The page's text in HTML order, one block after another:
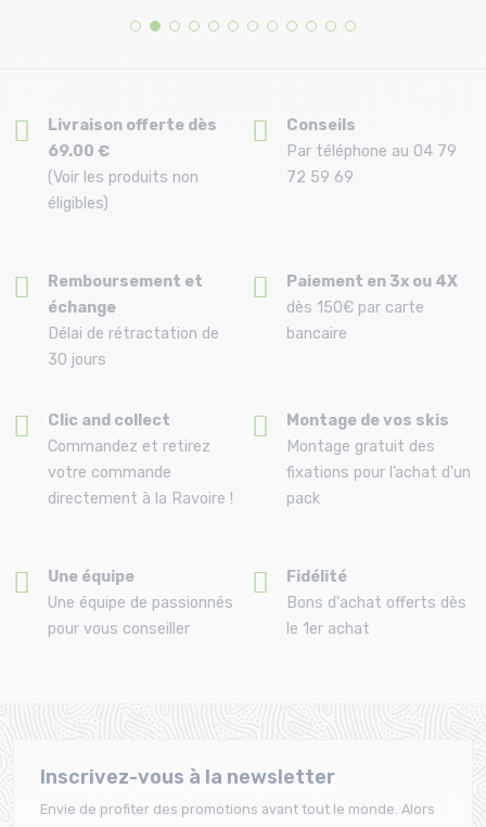
Livraison offerte dès
69.00 €
(Voir les produits non
éligibles)
Conseils
Par téléphone au 04 79
72 59 69
Remboursement et
échange
Délai de rétractation de
30 jours
Paiement en 3x ou 4X
dès 150€ par carte
bancaire
Clic and collect
Commandez et retirez
votre commande
directement à la Ravoire !
Montage de vos skis
Montage gratuit des
fixations pour l’achat d'un
pack
Une équipe
Une équipe de passionnés
pour vous conseiller
Fidélité
Bons d'achat offerts dès
le 1er achat
Inscrivez-vous à la newsletter
Envie de profiter des promotions avant tout le monde. Alors